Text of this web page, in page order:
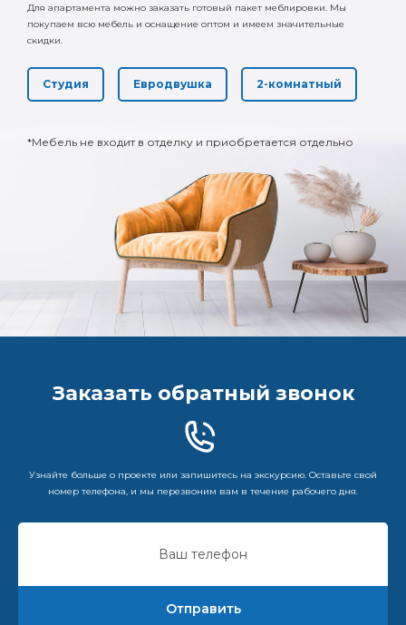
Для апартамента можно заказать готовый пакет меблировки. Мы
покупаем всю мебель и оснащение оптом и имеем значительные
скидки.
Студия Евродвушка 2-комнатный
*Мебель не входит в отделку и приобретается отдельно
Заказать обратный звонок
Узнайте больше о проекте или запишитесь на экскурсию. Оставьте свой
номер телефона, и мы перезвоним вам в течение рабочего дня.